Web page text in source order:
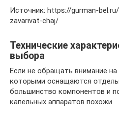
Источник: https://gurman-
zavarivat-chaj/
Технические
выбора
Если не обращать внимание
которыми оснащаются
большинство компонентов и
капельных аппаратов похожи.